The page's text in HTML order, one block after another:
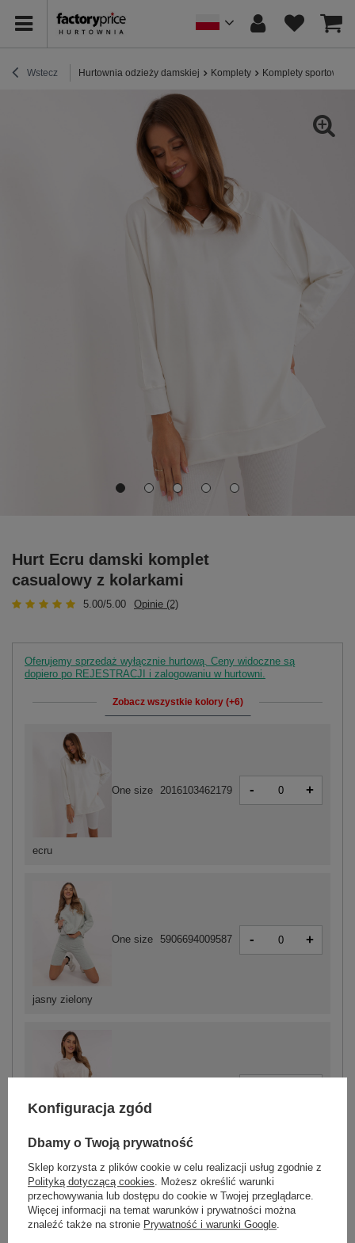
Wstecz Hurtownia odzieży damskiej Komplety Komplety sportowe
Hurt Ecru damski komplet
casualowy z kolarkami
5.00/5.00 Opinie (2)
Oferujemy sprzedaż wyłącznie hurtową. Ceny widoczne są
dopiero po REJESTRACJI i zalogowaniu w hurtowni.
Zobacz wszystkie kolory (+6)
jasny zielony
One size 5906694009587 - +
ecru
One size 2016103462179 - +
jasny beżowy
Zobacz wszystkie kolory (+6)
Konfiguracja zgód
Dbamy o Twoją prywatność
Sklep korzysta z plików cookie w celu realizacji usług zgodnie z
Polityką dotyczącą cookies. Możesz określić warunki
przechowywania lub dostępu do cookie w Twojej przeglądarce.
Więcej informacji na temat warunków i prywatności można
znaleźć także na stronie Prywatność i warunki Google.